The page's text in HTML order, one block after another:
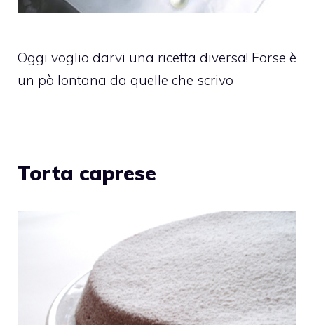
Oggi voglio darvi una ricetta diversa! Forse è
un pò lontana da quelle che scrivo
Torta caprese